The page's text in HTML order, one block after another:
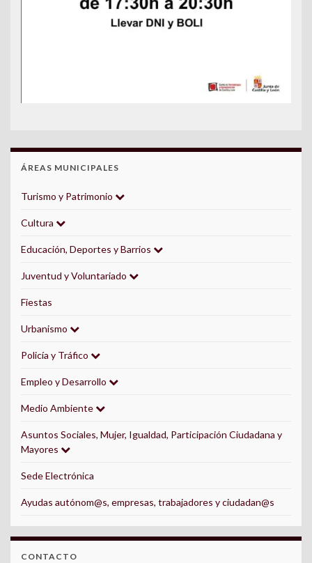
ÁREAS MUNICIPALES
Turismo y Patrimonio
Cultura
Educación, Deportes y Barrios
Juventud y Voluntariado
Fiestas
Urbanismo
Policía y Tráfico
Empleo y Desarrollo
Medio Ambiente
Asuntos Sociales, Mujer, Igualdad, Participación Ciudadana y
Mayores
Sede Electrónica
Ayudas autónom@s, empresas, trabajadores y ciudadan@s
CONTACTO